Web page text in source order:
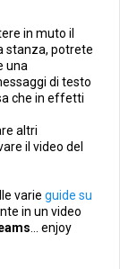
in muto il
stanza, potrete
una
di testo
che in effetti
altri
il video del
varie guide su
in un video
... enjoy